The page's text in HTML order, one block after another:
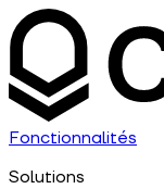
Fonctionnalités
Solutions